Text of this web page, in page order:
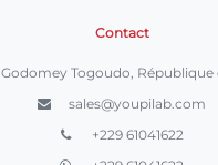
Contact
Godomey Togoudo, République
sales@youpilab.com
+229 61041622